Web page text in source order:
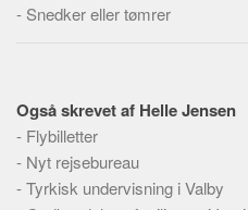
Jura og regler
Praktisk
Alle
Meta
- Snedker eller tømrer
Også skrevet af Helle Jensen
- Flybilletter
- Nyt rejsebureau
-Tyrkisk undervisning i Valby